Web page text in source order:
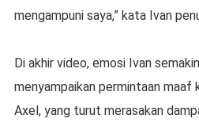
mengampuni saya,” kata Ivan
Di akhir video, emosi Ivan
menyampaikan permintaan maaf
Axel, yang turut merasakan